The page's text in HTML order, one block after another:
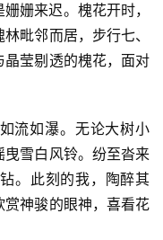
姗来迟。槐花开时，
毗邻而居，步行七、
莹剔透的槐花，面对
流如瀑。无论大树小
雪白风铃。纷至沓来
。此刻的我，陶醉其
神骏的眼神，喜看花